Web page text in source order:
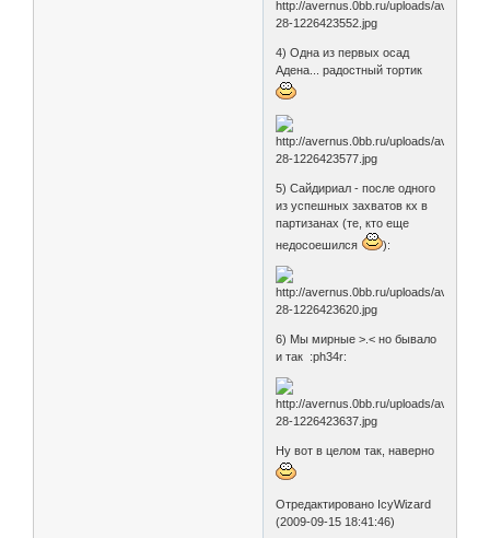
4) Одна из первых осад
Адена... радостный тортик
5) Сайдириал - после одного
из успешных захватов кх в
партизанах (те, кто еще
недосоешился
):
6) Мы мирные >.< но бывало
и так :ph34r:
Ну вот в целом так, наверно
Отредактировано IcyWizard
(2009-09-15 18:41:46)